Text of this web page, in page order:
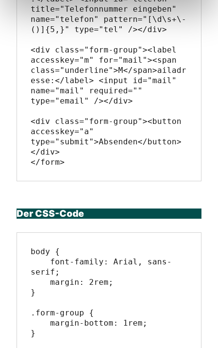
title="Telefonnummer eingeben"
name="telefon" pattern="[\d\s+\-
()]{5,}" type="tel" /></div>
<div class="form-group"><label
accesskey="m" for="mail"><span
class="underline">M</span>ailadr
esse:</label> <input id="mail"
name="mail" required=""
type="email" /></div>
<div class="form-group"><button
accesskey="a"
type="submit">Absenden</button>
</div>
Der CSS-Code
body {
serif;
    margin: 2rem;
}
.form-group {
    margin-bottom: 1rem;
}